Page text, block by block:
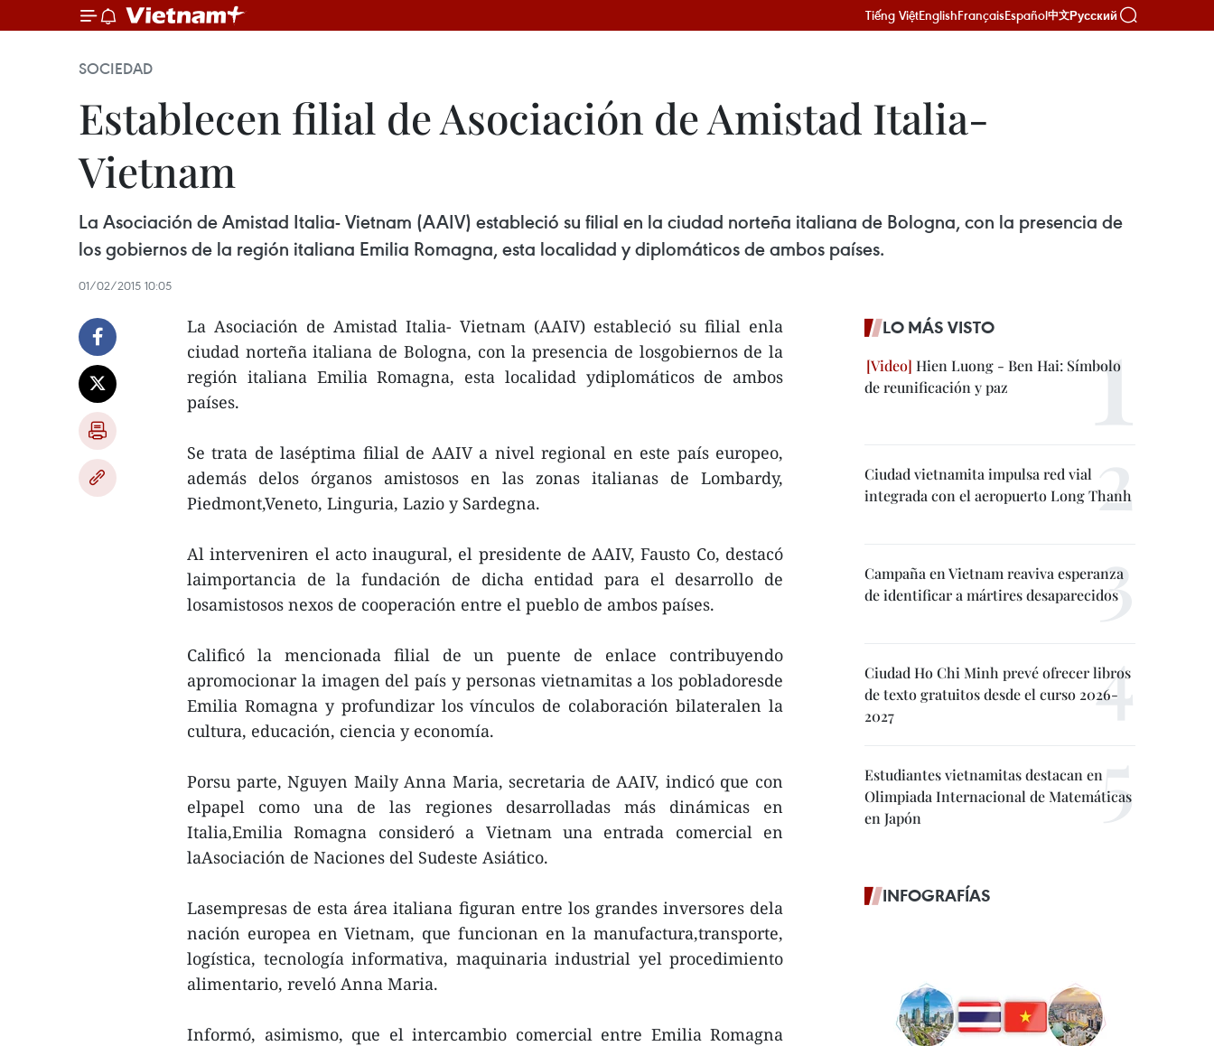
Tiếng ViệtEnglishFrançaisEspañol中文Русский
SOCIEDAD
Establecen filial de Asociación de Amistad Italia-
Vietnam
La Asociación de Amistad Italia- Vietnam (AAIV) estableció su filial en la ciudad norteña italiana de Bologna, con la presencia de
los gobiernos de la región italiana Emilia Romagna, esta localidad y diplomáticos de ambos países.
01/02/2015 10:05
La Asociación de Amistad Italia- Vietnam (AAIV) estableció su filial enla
ciudad norteña italiana de Bologna, con la presencia de losgobiernos de la
región italiana Emilia Romagna, esta localidad ydiplomáticos de ambos
países.
Se trata de laséptima filial de AAIV a nivel regional en este país europeo,
además delos órganos amistosos en las zonas italianas de Lombardy,
Piedmont,Veneto, Linguria, Lazio y Sardegna.
Al interveniren el acto inaugural, el presidente de AAIV, Fausto Co, destacó
laimportancia de la fundación de dicha entidad para el desarrollo de
losamistosos nexos de cooperación entre el pueblo de ambos países.
Calificó la mencionada filial de un puente de enlace contribuyendo
apromocionar la imagen del país y personas vietnamitas a los pobladoresde
Emilia Romagna y profundizar los vínculos de colaboración bilateralen la
cultura, educación, ciencia y economía.
Porsu parte, Nguyen Maily Anna Maria, secretaria de AAIV, indicó que con
elpapel como una de las regiones desarrolladas más dinámicas en
Italia,Emilia Romagna consideró a Vietnam una entrada comercial en
laAsociación de Naciones del Sudeste Asiático.
Lasempresas de esta área italiana figuran entre los grandes inversores dela
nación europea en Vietnam, que funcionan en la manufactura,transporte,
logística, tecnología informativa, maquinaria industrial yel procedimiento
alimentario, reveló Anna Maria.
Informó, asimismo, que el intercambio comercial entre Emilia Romagna
LO MÁS VISTO
Hien Luong - Ben Hai: Símbolo
de reunificación y paz
Ciudad vietnamita impulsa red vial
integrada con el aeropuerto Long Thanh
Campaña en Vietnam reaviva esperanza
de identificar a mártires desaparecidos
Ciudad Ho Chi Minh prevé ofrecer libros
de texto gratuitos desde el curso 2026-
2027
Estudiantes vietnamitas destacan en
Olimpiada Internacional de Matemáticas
en Japón
INFOGRAFÍAS